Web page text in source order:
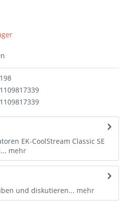
EK-CoolStream Classic SE
mehr
und diskutieren... mehr